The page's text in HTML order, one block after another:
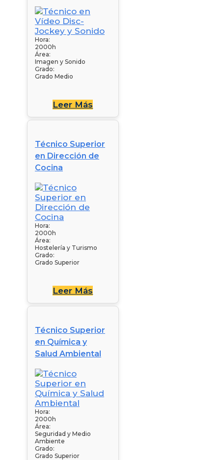
Hora:
2000h
Área:
Imagen y Sonido
Grado:
Grado Medio
Leer Más
Técnico Superior
en Dirección de
Cocina
Hora:
2000h
Área:
Hostelería y Turismo
Grado:
Grado Superior
Leer Más
Técnico Superior
en Química y
Salud Ambiental
Hora:
2000h
Área:
Seguridad y Medio
Ambiente
Grado:
Grado Superior